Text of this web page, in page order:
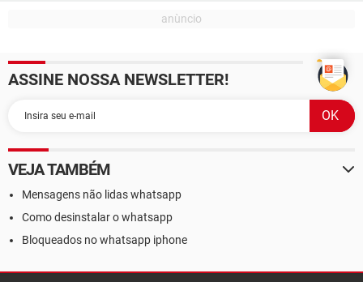
ASSINE NOSSA NEWSLETTER!
VEJA TAMBÉM
Mensagens não lidas whatsapp
Como desinstalar o whatsapp
Bloqueados no whatsapp iphone